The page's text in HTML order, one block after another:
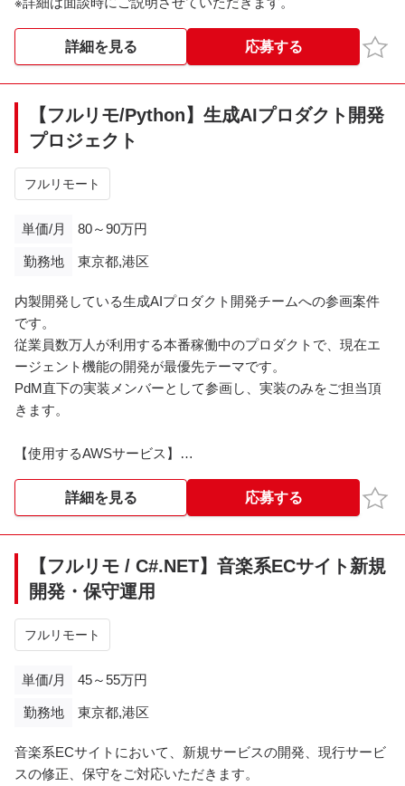
詳細を見る 応募する お気
【フルリモ/Python】生成AIプロダクト開発
プロジェクト
フルリモート
単価/月 80～90万円
勤務地 東京都,港区
内製開発している生成AIプロダクト開発チームへの参画案件
です。
従業員数万人が利用する本番稼働中のプロダクトで、現在エ
ージェント機能の開発が最優先テーマです。
PdM直下の実装メンバーとして参画し、実装のみをご担当頂
きます。
【使用するAWSサービス】
【開発環境】
・言語: Python（FastAPI等）
・バージョン管理: GitHub
・IaC: Terraform等
・フレームワーク: LangGraph / LangChain等
・認証: Azure EntraID または Amazon Cognito
・生成AIプロダクトのバックエンド・API開発
・スプリントベースのアジャイル開発への参画
・チャットでの随時コミュニケーションを伴うチーム開発
詳細を見る 応募する お気
【フルリモ / C#.NET】音楽系ECサイト新規
開発・保守運用
フルリモート
単価/月 45～55万円
勤務地 東京都,港区
音楽系ECサイトにおいて、新規サービスの開発、現行サービ
スの修正、保守をご対応いただきます。